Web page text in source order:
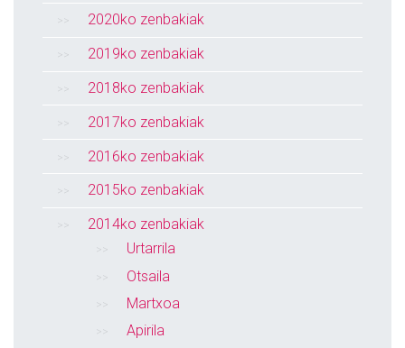
2020ko zenbakiak
2019ko zenbakiak
2018ko zenbakiak
2017ko zenbakiak
2016ko zenbakiak
2015ko zenbakiak
2014ko zenbakiak
Urtarrila
Otsaila
Martxoa
Apirila